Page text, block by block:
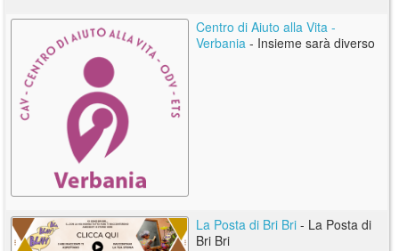
Centro di Aiuto alla Vita -
Verbania - Insieme sarà diverso
La Posta di Bri Bri - La Posta di
Bri Bri